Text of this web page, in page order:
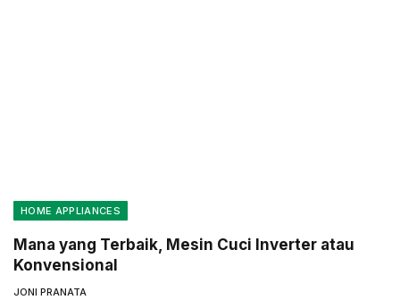
HOME APPLIANCES
Mana yang Terbaik, Mesin Cuci Inverter atau
Konvensional
JONI PRANATA